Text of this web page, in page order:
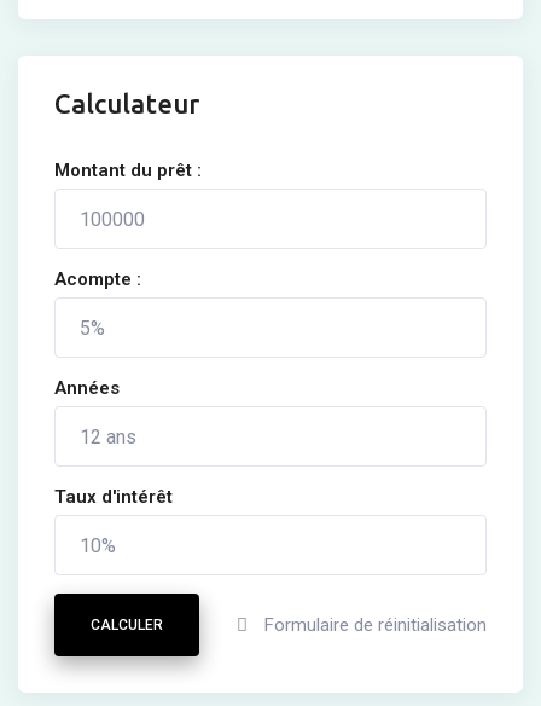
Calculateur
Montant du prêt :
Acompte :
Années
Taux d'intérêt
CALCULER Formulaire de réinitialisation